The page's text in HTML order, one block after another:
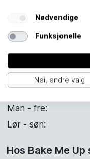
Bake Me
Man - fre:
Lør - søn:
Hos Bake Me
Nødvendige
Funksjonelle
Nei, endre valg